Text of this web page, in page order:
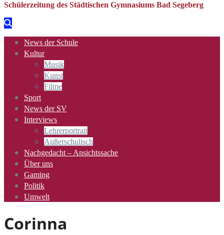
Schülerzeitung des Städtischen Gymnasiums Bad Segeberg
News der Schule
Kultur
Musik
Kunst
Filme
Sport
News der SV
Interviews
Lehrerportrait
Außerschulisch
Nachgedacht – Ansichtssache
Über uns
Gaming
Politik
Umwelt
Corinna